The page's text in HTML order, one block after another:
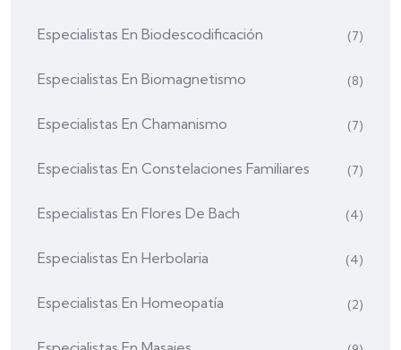
Especialistas En Biodescodificación (7)
Especialistas En Biomagnetismo (8)
Especialistas En Chamanismo (7)
Especialistas En Constelaciones Familiares (7)
Especialistas En Flores De Bach (4)
Especialistas En Herbolaria (4)
Especialistas En Homeopatía (2)